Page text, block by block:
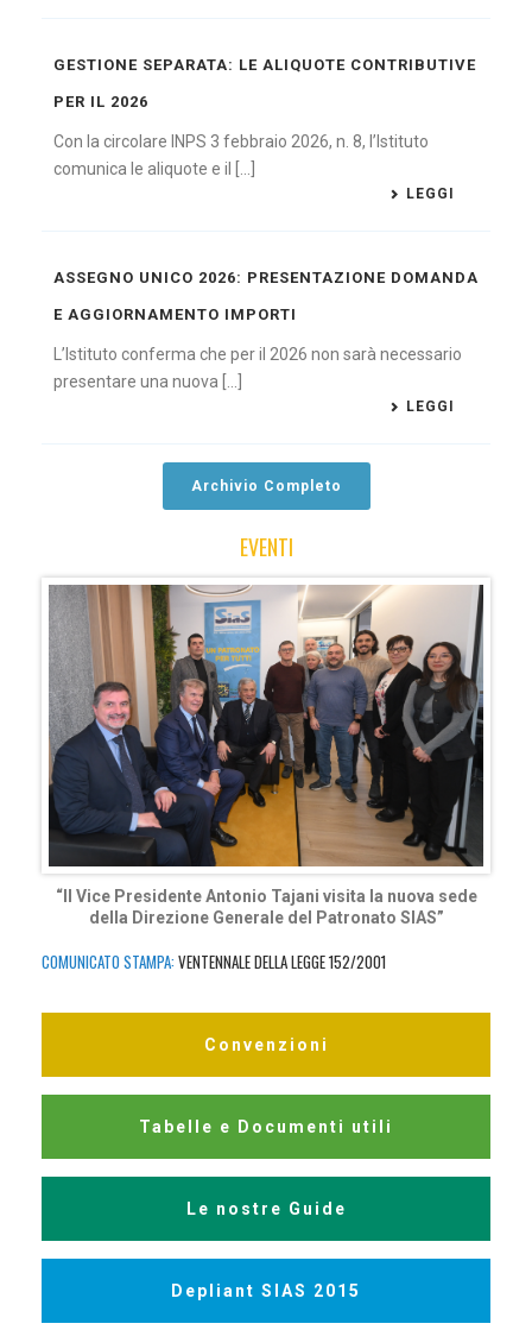
GESTIONE SEPARATA: LE ALIQUOTE CONTRIBUTIVE
PER IL 2026
Con la circolare INPS 3 febbraio 2026, n. 8, l’Istituto
comunica le aliquote e il [...]
LEGGI
ASSEGNO UNICO 2026: PRESENTAZIONE DOMANDA
E AGGIORNAMENTO IMPORTI
L’Istituto conferma che per il 2026 non sarà necessario
presentare una nuova [...]
LEGGI
Archivio Completo
EVENTI
“Il Vice Presidente Antonio Tajani visita la nuova sede
della Direzione Generale del Patronato SIAS”
COMUNICATO STAMPA: VENTENNALE DELLA LEGGE 152/2001
Convenzioni
Tabelle e Documenti utili
Le nostre Guide
Depliant SIAS 2015